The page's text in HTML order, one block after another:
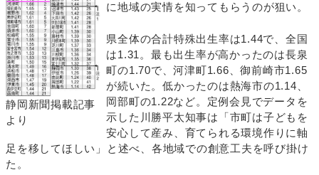
静岡新聞掲載記事
より
に地域の実情を知ってもらうのが狙い。
県全体の合計特殊出生率は1.44で、全国
は1.31。最も出生率が高かったのは長泉
町の1.70で、河津町1.66、御前崎市1.65
が続いた。低かったのは熱海市の1.14、
岡部町の1.22など。定例会見でデータを
示した川勝平太知事は「市町は子どもを
安心して産み、育てられる環境作りに軸
足を移してほしい」と述べ、各地域での創意工夫を呼び掛け
た。